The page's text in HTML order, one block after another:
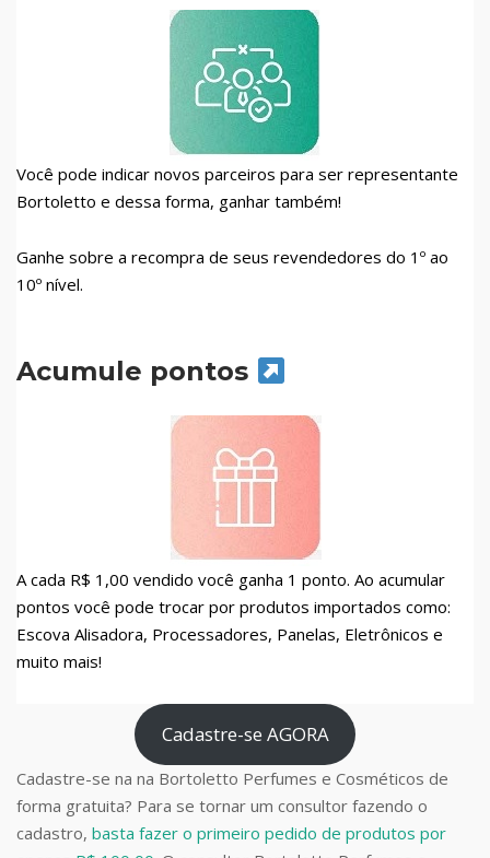
Você pode indicar novos parceiros para ser representante
Bortoletto e dessa forma, ganhar também!
Ganhe sobre a recompra de seus revendedores do 1º ao
10º nível.
Acumule pontos
A cada R$ 1,00 vendido você ganha 1 ponto. Ao acumular
pontos você pode trocar por produtos importados como:
Escova Alisadora, Processadores, Panelas, Eletrônicos e
muito mais!
Cadastre-se AGORA
Cadastre-se na na Bortoletto Perfumes e Cosméticos de
forma gratuita? Para se tornar um consultor fazendo o
cadastro, basta fazer o primeiro pedido de produtos por